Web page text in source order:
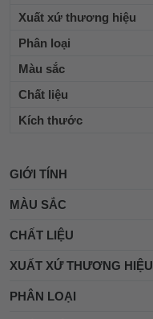
Xuất xứ thương hiệu
Phân loại
Màu sắc
Chất liệu
Kích thước
GIỚI TÍNH
MÀU SẮC
CHẤT LIỆU
XUẤT XỨ THƯƠNG HIỆU
PHÂN LOẠI